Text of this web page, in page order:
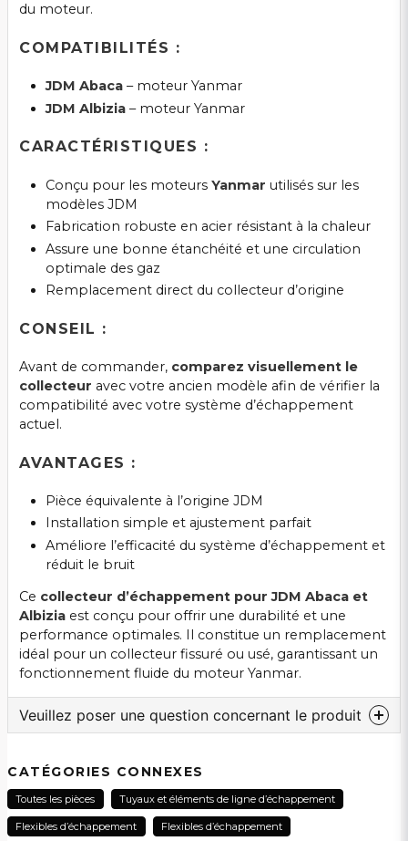
du moteur.
COMPATIBILITÉS :
JDM Abaca– moteur Yanmar
JDM Albizia– moteur Yanmar
CARACTÉRISTIQUES :
Conçu pour les moteurs Yanmar utilisés sur les
modèles JDM
Fabrication robuste en acier résistant à la chaleur
Assure une bonne étanchéité et une circulation
optimale des gaz
Remplacement direct du collecteur d’origine
CONSEIL :
Avant de commander, comparez visuellement le
collecteur avec votre ancien modèle afin de vérifier la
compatibilité avec votre système d’échappement
actuel.
AVANTAGES :
Pièce équivalente à l’origine JDM
Installation simple et ajustement parfait
Améliore l’efficacité du système d’échappement et
réduit le bruit
Ce collecteur d’échappement pour JDM Abaca et
Albizia est conçu pour offrir une durabilité et une
performance optimales. Il constitue un remplacement
idéal pour un collecteur fissuré ou usé, garantissant un
fonctionnement fluide du moteur Yanmar.
Veuillez poser une question concernant le produit
Veuillez nous contacter au sujet de ce produit...
CATÉGORIES CONNEXES
Toutes les pièces Tuyaux et éléments de ligne d’échappement
Flexibles d’échappement Flexibles d’échappement